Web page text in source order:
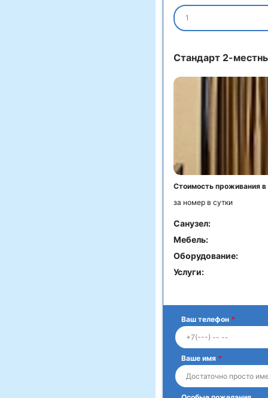
Стоимость проживания
за номер в сутки
Стандарт 2-
Санузел:
Мебель:
Оборудование:
Услуги:
1
Ваш телефон *
Ваше имя *